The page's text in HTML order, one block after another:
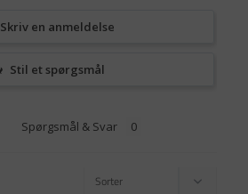
Skriv en anmeldelse
Stil et spørgsmål
Spørgsmål & Svar